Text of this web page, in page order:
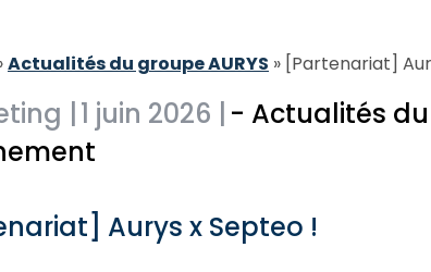
Actualités du groupe AURYS » [Partenariat]
|1 juin 2026 | - Actualités du
Aurys x Septeo !